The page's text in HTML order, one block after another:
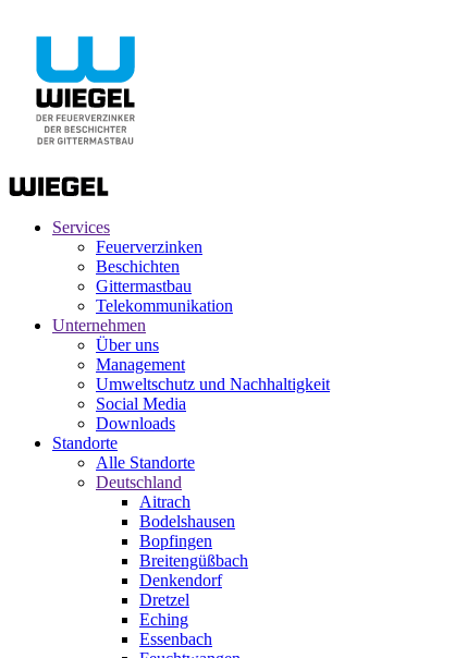
Services
Feuerverzinken
Beschichten
Gittermastbau
Telekommunikation
Unternehmen
Über uns
Management
Umweltschutz und Nachhaltigkeit
Social Media
Downloads
Standorte
Alle Standorte
Deutschland
Aitrach
Bodelshausen
Bopfingen
Breitengüßbach
Denkendorf
Dretzel
Eching
Essenbach